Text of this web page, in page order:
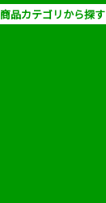
商品カテゴリから探す